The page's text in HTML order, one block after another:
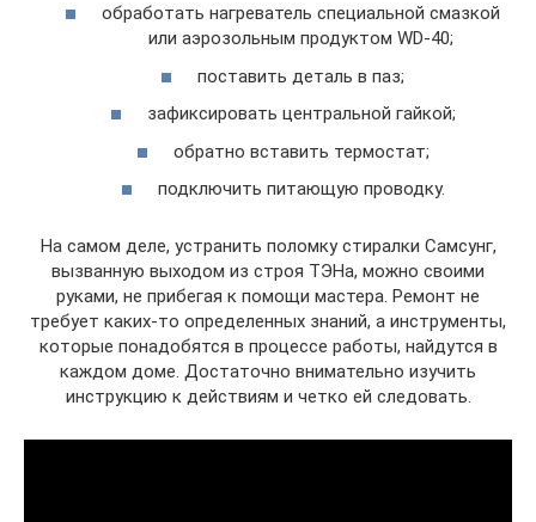
обработать нагреватель специальной смазкой
или аэрозольным продуктом WD-40;
поставить деталь в паз;
зафиксировать центральной гайкой;
обратно вставить термостат;
подключить питающую проводку.
На самом деле, устранить поломку стиралки Самсунг,
вызванную выходом из строя ТЭНа, можно своими
руками, не прибегая к помощи мастера. Ремонт не
требует каких-то определенных знаний, а инструменты,
которые понадобятся в процессе работы, найдутся в
каждом доме. Достаточно внимательно изучить
инструкцию к действиям и четко ей следовать.